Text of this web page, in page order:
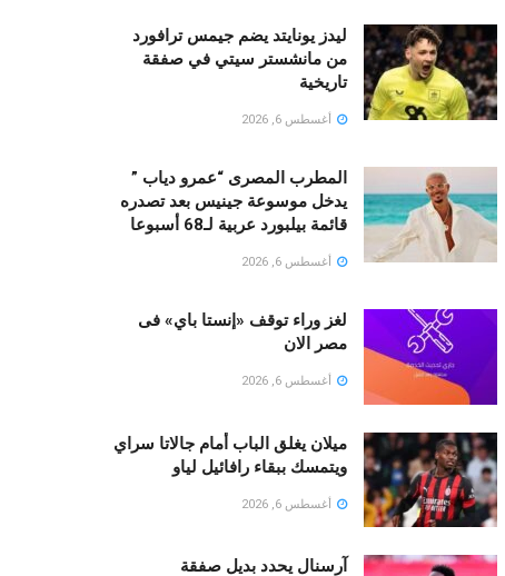
ليدز يونايتد يضم جيمس ترافورد
من مانشستر سيتي في صفقة
تاريخية
أغسطس 6, 2026
المطرب المصرى “عمرو دياب ”
يدخل موسوعة جينيس بعد تصدره
قائمة بيلبورد عربية لـ68 أسبوعا
أغسطس 6, 2026
لغز وراء توقف «إنستا باي» فى
مصر الان
أغسطس 6, 2026
ميلان يغلق الباب أمام جالاتا سراي
ويتمسك ببقاء رافائيل لياو
أغسطس 6, 2026
آرسنال يحدد بديل صفقة